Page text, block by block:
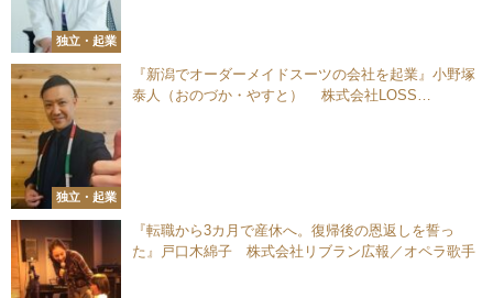
独立・起業
独立・起業
『新潟でオーダーメイドスーツの会社を起業』小野塚
泰人（おのづか・やすと） 株式会社LOSS
『転職から3カ月で産休へ。復帰後の恩返しを誓っ
た』戸口木綿子 株式会社リブラン広報／オペラ歌手